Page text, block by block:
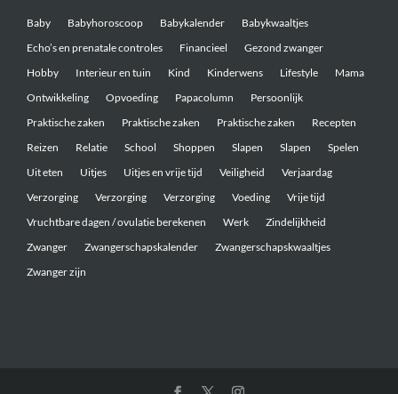
Baby Babyhoroscoop Babykalender
Babykwaaltjes
Echo’s en prenatale controles
Financieel
Gezond zwanger
Hobby
Interieur en tuin Kind Kinderwens Lifestyle
Mama
Ontwikkeling
Opvoeding Papacolumn
Persoonlijk
Praktische zaken
Praktische zaken Praktische zaken
Recepten
Reizen
Relatie School Shoppen Slapen Slapen
Spelen
Uit eten
Uitjes Uitjes en vrije tijd Veiligheid
Verjaardag
Verzorging
Verzorging Verzorging Voeding
Vrije tijd
Vruchtbare dagen / ovulatie berekenen
Werk
Zindelijkheid
Zwanger
Zwangerschapskalender
Zwangerschapskwaaltjes
Zwanger zijn